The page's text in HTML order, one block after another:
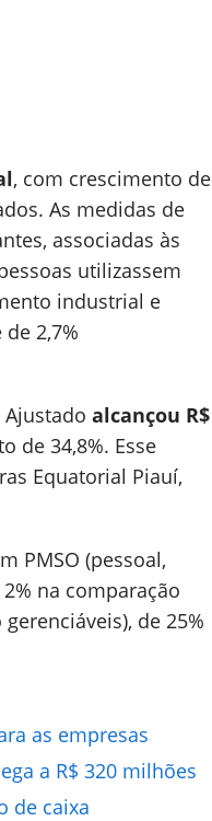
, com crescimento de
As medidas de
associadas às
utilizassem
industrial e
2,7%
alcançou R$
de 34,8%. Esse
Equatorial Piauí,
PMSO (pessoal,
na comparação
de 25%
as empresas
a R$ 320 milhões
de caixa